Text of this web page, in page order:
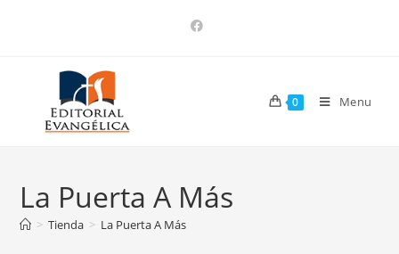
0 Menu
La Puerta A Más
> Tienda > La Puerta A Más